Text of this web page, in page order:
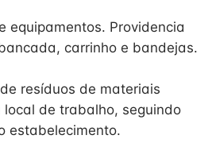
equipamentos. Providencia
carrinho e bandejas.
resíduos de materiais
local de trabalho, seguindo
estabelecimento.